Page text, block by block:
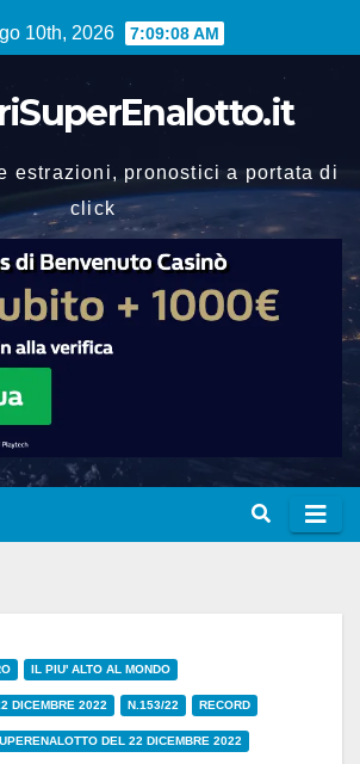
10th, 2026 7:09:08 AM
estrazioni, pronostici a portata di
click
IL PIU' ALTO AL MONDO
DICEMBRE 2022 N.153/22 RECORD
DEL 22 DICEMBRE 2022